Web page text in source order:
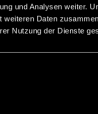
und Analysen weiter.
Daten
Nutzung der Dienste